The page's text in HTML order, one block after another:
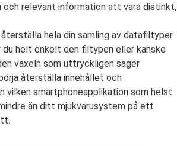
relevant information att vara distinkt,
hela din samling av datafiltyper
du helt enkelt den filtypen eller kanske
växeln som uttryckligen säger
återställa innehållet och
vilken smartphoneapplikation som helst
än ditt mjukvarusystem på ett